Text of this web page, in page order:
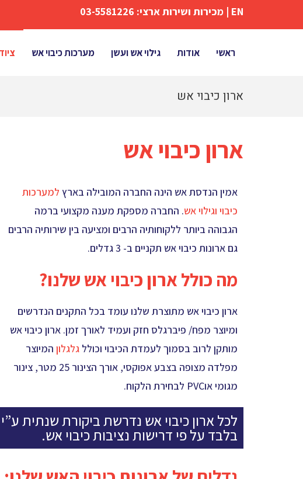
EN | מכירות ושירות ארצי: 03-5581226
ראשי אודות גילוי אש ועשן מערכות כיבוי אש
ארון כיבוי אש
ארון כיבוי אש
אמין הנדסת אש הינה החברה המובילה בארץ למערכות
כיבוי וגילוי אש. החברה מספקת מענה מקצועי ברמה
הגבוהה ביותר ללקוחותיה הרבים ומציעה בין שירותיה הרבים
גם ארונות כיבוי אש תקניים ב- 3 גדלים.
מה כולל ארון כיבוי אש שלנו?
ארון כיבוי אש מתוצרת שלנו עומד בכל התקנים הנדרשים
ומיוצר מפח/ פיברגלס חזק ועמיד לאורך זמן. ארון כיבוי אש
מותקן לרוב בסמוך לעמדת הכיבוי וכולל גלגלון המיוצר
מפלדה מצופה בצבע אפוקסי, אורך הצינור 25 מטר, צינור
מגומי אוPVC לבחירת הלקוח.
לכל ארון כיבוי אש נדרשת ביקורת שנתית
בלבד על פי דרישות נציבות כיבוי אש.